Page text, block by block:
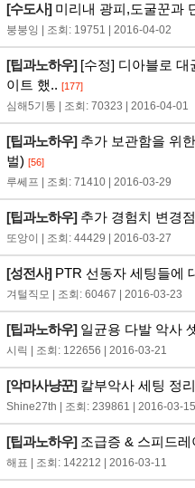
[수도사]미리내 광피,도굴꾼과
붕붕잉 | 조회: 19751 | 2016-04-02
[팁과노하우][수정] 디아블로 대
이트 했.. [177]
심해5기통 | 조회: 70323 | 2016-04-01
[팁과노하우]추가 보관함을 위
벌) [56]
루쎄프 | 조회: 71410 | 2016-03-29
[팁과노하우]추가 경험치 변경
또앙이 | 조회: 44429 | 2016-03-27
[성전사]PTR 선동자 세팅들에
겨털직모 | 조회: 60467 | 2016-03-23
[팁과노하우]일균용 다발 악사
시릭 | 조회: 122656 | 2016-03-21
[악마사냥꾼]칼부악사 세팅 정
Shine27th | 조회: 239861 | 2016-03-15
[팁과노하우]조급증 & 스피드레
해표 | 조회: 142212 | 2016-03-11